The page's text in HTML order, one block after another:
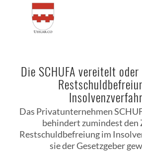
Die SCHUFA vereitelt
Das Privatunternehmen
behindert zumindest den
Restschuldbefreiung im
sie der Gesetzgeber